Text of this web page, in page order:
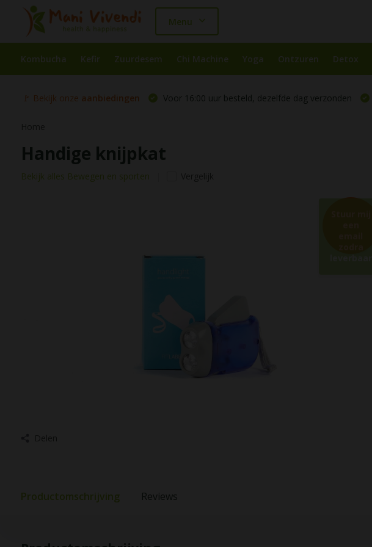
Menu
Kombucha Kefir Zuurdesem Chi Machine Yoga Ontzuren Detox
🚩 Bekijk onze aanbiedingen Voor 16:00 uur besteld, dezelfde dag verzonden
Handige knijpkat
Bekijk alles Bewegen en sporten
leverbaar
Productomschrijving Reviews